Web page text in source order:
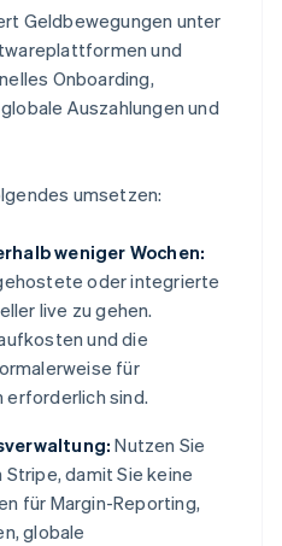
Geldbewegungen unter
und
Onboarding,
Auszahlungen und
umsetzen:
weniger Wochen:
oder integrierte
live zu gehen.
und die
für
erforderlich sind.
Nutzen Sie
damit Sie keine
für Margin-Reporting,
globale